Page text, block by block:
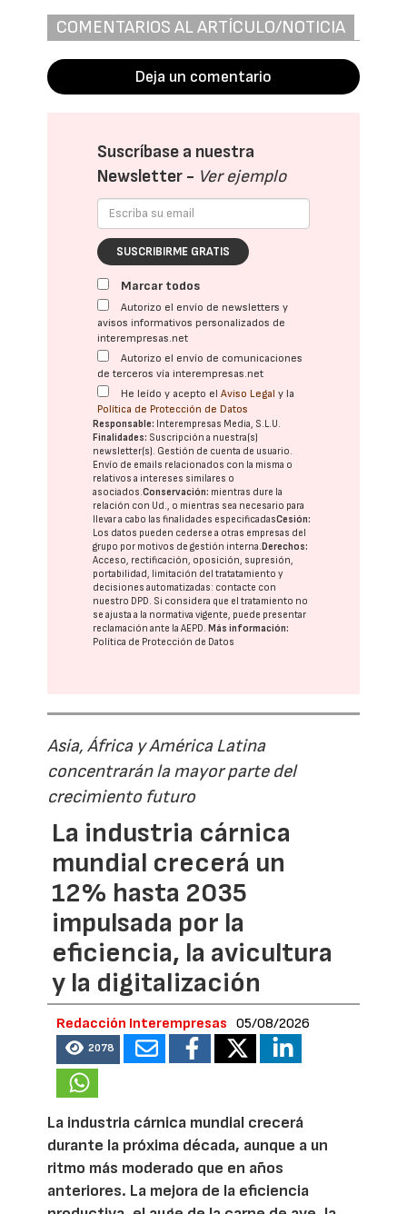
COMENTARIOS AL ARTÍCULO/NOTICIA
Deja un comentario
Suscríbase a nuestra
Newsletter - Ver ejemplo
SUSCRIBIRME GRATIS
Marcar todos
Autorizo el envío de newsletters y
avisos informativos personalizados de
interempresas.net
Autorizo el envío de comunicaciones
de terceros vía interempresas.net
He leído y acepto elAviso Legal y la
Política de Protección de Datos
Responsable: Interempresas Media, S.L.U.
Finalidades: Suscripción a nuestra(s)
newsletter(s). Gestión de cuenta de usuario.
Envío de emails relacionados con la misma o
relativos a intereses similares o
asociados.Conservación: mientras dure la
relación con Ud., o mientras sea necesario para
llevar a cabo las finalidades especificadasCesión:
Los datos pueden cederse a otras empresas del
grupo por motivos de gestión interna.Derechos:
Acceso, rectificación, oposición, supresión,
portabilidad, limitación del tratatamiento y
decisiones automatizadas: contacte con
nuestro DPD. Si considera que el tratamiento no
se ajusta a la normativa vigente, puede presentar
reclamación ante laAEPD.Más información:
Política de Protección de Datos
Asia, África y América Latina
concentrarán la mayor parte del
crecimiento futuro
La industria cárnica
mundial crecerá un
12% hasta 2035
impulsada por la
eficiencia, la avicultura
y la digitalización
Redacción Interempresas 05/08/2026
2078
La industria cárnica mundial crecerá
durante la próxima década, aunque a un
ritmo más moderado que en años
anteriores. La mejora de la eficiencia